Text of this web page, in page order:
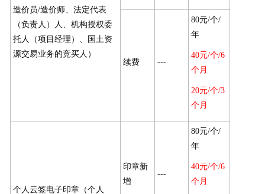
造价员/造价师、法定代表
（负责人）人、机构授权委
托人（项目经理）、国土资
源交易业务的竞买人）
续费 ---
80元/个/
年
40元/个/6
个月
20元/个/3
个月
个人云签电子印章（个人
印章新
增
---
80元/个/
年
40元/个/6
个月